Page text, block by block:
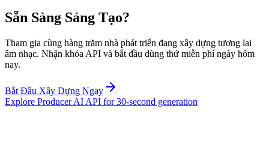
Sẵn Sàng Sáng Tạo?
Tham gia cùng hàng trăm nhà phát triển đang xây dựng tương lai
âm nhạc. Nhận khóa API và bắt đầu dùng thử miễn phí ngày hôm
nay.
Bắt Đầu Xây Dựng Ngay
Explore Producer AI API for 30-second generation